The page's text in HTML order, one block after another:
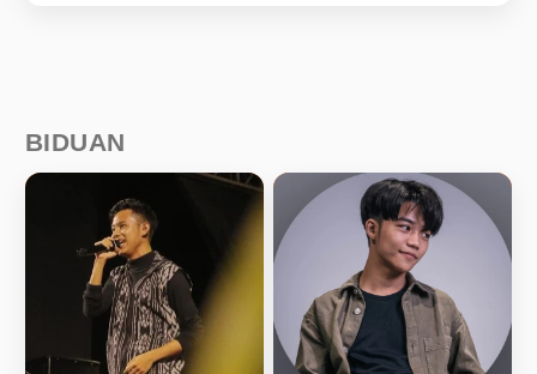
BIDUAN